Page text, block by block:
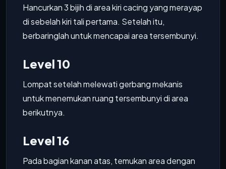
Hancurkan 3 bijih di area kiri cacing yang merayap
di sebelah kiri tali pertama. Setelah itu,
berbaringlah untuk mencapai area tersembunyi.
Level 10
Lompat setelah melewati gerbang mekanis
untuk menemukan ruang tersembunyi di area
berikutnya.
Level 16
Pada bagian kanan atas, temukan area dengan